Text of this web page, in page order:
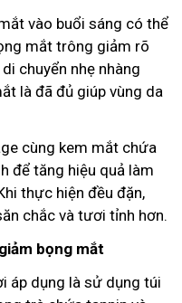
vào buổi sáng có thể
mắt trông giảm rõ
chuyển nhẹ nhàng
là đã đủ giúp vùng da
cùng kem mắt chứa
để tăng hiệu quả làm
thực hiện đều đặn,
chắc và tươi tỉnh hơn.
bọng mắt
áp dụng là sử dụng túi